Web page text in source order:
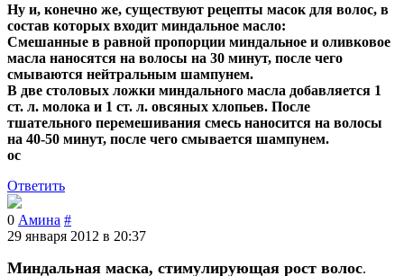
Ну и, конечно же, существуют рецепты масок для волос, в
состав которых входит миндальное масло:
Смешанные в равной пропорции миндальное и оливковое
масла наносятся на волосы на 30 минут, после чего
смываются нейтральным шампунем.
В две столовых ложки миндального масла добавляется 1
ст. л. молока и 1 ст. л. овсяных хлопьев. После
тшательного перемешивания смесь наносится на волосы
на 40-50 минут, после чего смывается шампунем.
ос
Ответить
0 Амина #
29 января 2012 в 20:37
Миндальная маска, стимулирующая рост волос.